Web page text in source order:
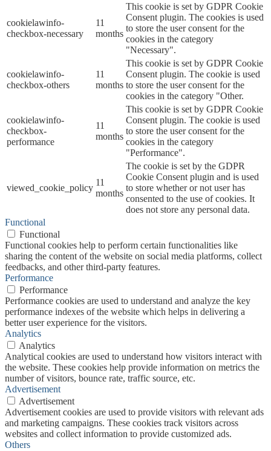
cookielawinfo-
checkbox-necessary
11
months
This cookie is set by GDPR Cookie
Consent plugin. The cookies is used
to store the user consent for the
cookies in the category
"Necessary".
cookielawinfo-
checkbox-others
11
months
This cookie is set by GDPR Cookie
Consent plugin. The cookie is used
to store the user consent for the
cookies in the category "Other.
cookielawinfo-
checkbox-
performance
11
months
This cookie is set by GDPR Cookie
Consent plugin. The cookie is used
to store the user consent for the
cookies in the category
"Performance".
viewed_cookie_policy
11
months
The cookie is set by the GDPR
Cookie Consent plugin and is used
to store whether or not user has
consented to the use of cookies. It
does not store any personal data.
Functional
Functional
Functional cookies help to perform certain functionalities like
sharing the content of the website on social media platforms, collect
feedbacks, and other third-party features.
Performance
Performance
Performance cookies are used to understand and analyze the key
performance indexes of the website which helps in delivering a
better user experience for the visitors.
Analytics
Analytics
Analytical cookies are used to understand how visitors interact with
the website. These cookies help provide information on metrics the
number of visitors, bounce rate, traffic source, etc.
Advertisement
Advertisement
Advertisement cookies are used to provide visitors with relevant ads
and marketing campaigns. These cookies track visitors across
websites and collect information to provide customized ads.
Others